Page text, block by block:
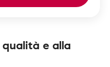
qualità e alla